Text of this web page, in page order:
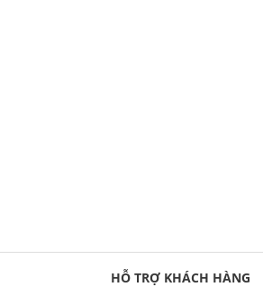
HỖ TRỢ KHÁCH HÀNG